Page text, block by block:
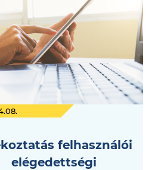
felhasználói
elégedettségi